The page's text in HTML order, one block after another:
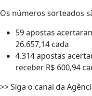
Os números sorteados
59 apostas
26.657,14 cada
4.314 apostas
receber R$ 600,94
>> Siga o canal da